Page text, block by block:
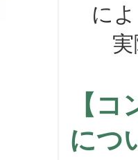
に
実際
【
につ